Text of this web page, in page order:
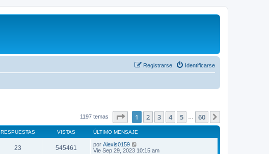
Identificarse
Registrarse
1197 temas Página1 de 60
1 2 3 4 5 60
RESPUESTAS VISTAS ÚLTIMO MENSAJE
23 545461 por Alexis0159
Vie Sep 29, 2023 10:15 am